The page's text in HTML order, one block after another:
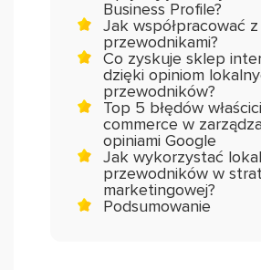
Business Profile?
Jak współpracować
przewodnikami?
Co zyskuje sklep
dzięki opiniom
przewodników?
Top 5 błędów
commerce w
opiniami Google
Jak wykorzystać
przewodników w
marketingowej?
Podsumowanie